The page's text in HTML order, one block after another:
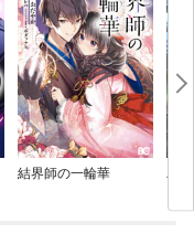
結界師の一輪華
バ
今